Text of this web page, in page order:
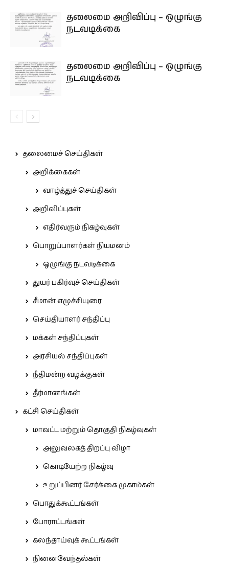
தலைமை அறிவிப்பு – ஒழுங்கு
நடவடிக்கை
தலைமை அறிவிப்பு – ஒழுங்கு
நடவடிக்கை
தலைமைச் செய்திகள்
அறிக்கைகள்
வாழ்த்துச் செய்திகள்
அறிவிப்புகள்
எதிர்வரும் நிகழ்வுகள்
பொறுப்பாளர்கள் நியமனம்
ஒழுங்கு நடவடிக்கை
துயர் பகிர்வுச் செய்திகள்
சீமான் எழுச்சியுரை
செய்தியாளர் சந்திப்பு
மக்கள் சந்திப்புகள்
அரசியல் சந்திப்புகள்
நீதிமன்ற வழக்குகள்
தீர்மானங்கள்
கட்சி செய்திகள்
மாவட்ட மற்றும் தொகுதி நிகழ்வுகள்
அலுவலகத் திறப்பு விழா
கொடியேற்ற நிகழ்வு
உறுப்பினர் சேர்க்கை முகாம்கள்
பொதுக்கூட்டங்கள்
போராட்டங்கள்
கலந்தாய்வுக் கூட்டங்கள்
நினைவேந்தல்கள்